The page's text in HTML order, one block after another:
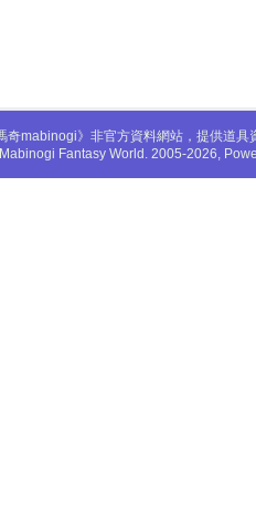
奇mabinogi》非官方資料網站，提供道
Fantasy World. 2005-2026,